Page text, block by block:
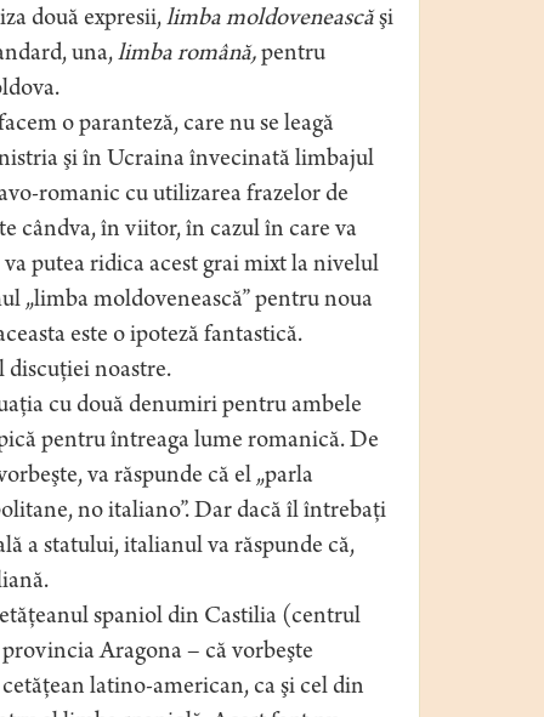
două expresii,limba moldoveneascăşi
una,limba română,pentru
o paranteză, care nu se leagă
şi în Ucraina învecinată limbajul
romanic cu utilizarea frazelor de
cândva, în viitor, în cazul în care va
putea ridica acest grai mixt la nivelul
„limba moldovenească” pentru noua
este o ipoteză fantastică.
discuţiei noastre.
cu două denumiri pentru ambele
pentru întreaga lume romanică. De
va răspunde că el „parla
no italiano”. Dar dacă îl întrebaţi
a statului, italianul va răspunde că,
spaniol din Castilia (centrul
Aragona – că vorbeşte
latino-american, ca şi cel din